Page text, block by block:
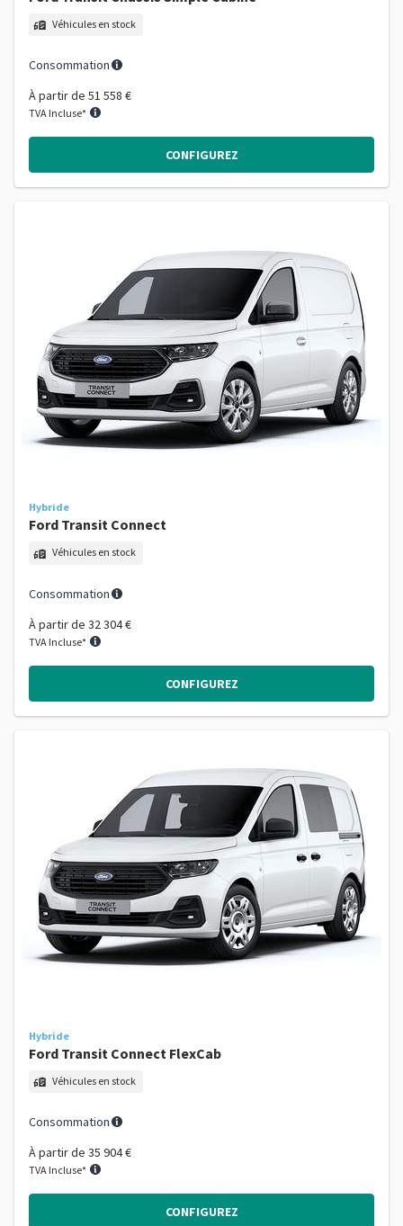
Véhicules en stock
Consommation
À partir de 51 558 €
TVA Incluse*
CONFIGUREZ
Hybride
Ford Transit Connect
Véhicules en stock
Consommation
À partir de 32 304 €
TVA Incluse*
CONFIGUREZ
Hybride
Ford Transit Connect FlexCab
Véhicules en stock
Consommation
À partir de 35 904 €
TVA Incluse*
CONFIGUREZ